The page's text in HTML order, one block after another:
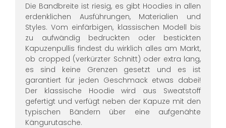
Die Bandbreite ist riesig, es gibt Hoodies in allen
erdenklichen Ausführungen, Materialien und
Styles. Vom einfärbigen, klassischen Modell bis
zu aufwändig bedruckten oder bestickten
Kapuzenpullis findest du wirklich alles am Markt,
ob cropped (verkürzter Schnitt) oder extra lang,
es sind keine Grenzen gesetzt und es ist
garantiert für jeden Geschmack etwas dabei!
Der klassische Hoodie wird aus Sweatstoff
gefertigt und verfügt neben der Kapuze mit den
typischen Bändern über eine aufgenähte
Kängurutasche.